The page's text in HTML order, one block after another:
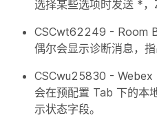
选择某些选项时发送 *，
CSCwt62249 - Room
偶尔会显示诊断消息，指
CSCwu25830 - Webex
会在预配置 Tab 下的本
示状态字段。